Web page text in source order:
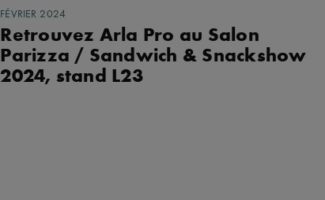
FÉVRIER 2024
Retrouvez Arla Pro au Salon
Parizza / Sandwich & Snackshow
2024, stand L23